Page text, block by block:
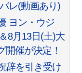
レ(動画あり)
ヨン・ウジ
8月13日(土)大
開催が決定！
辞を引き受け